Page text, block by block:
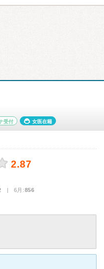
受付 女医在籍
2.87
| 6月:856